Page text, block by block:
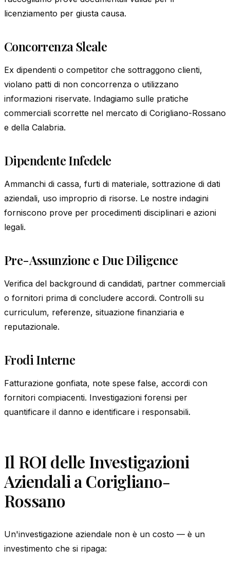
licenziamento per giusta causa.
Concorrenza Sleale
Ex dipendenti o competitor che sottraggono clienti,
violano patti di non concorrenza o utilizzano
informazioni riservate. Indagiamo sulle pratiche
commerciali scorrette nel mercato di Corigliano-Rossano
e della Calabria.
Dipendente Infedele
Ammanchi di cassa, furti di materiale, sottrazione di dati
aziendali, uso improprio di risorse. Le nostre indagini
forniscono prove per procedimenti disciplinari e azioni
legali.
Pre-Assunzione e Due Diligence
Verifica del background di candidati, partner commerciali
o fornitori prima di concludere accordi. Controlli su
curriculum, referenze, situazione finanziaria e
reputazionale.
Frodi Interne
Fatturazione gonfiata, note spese false, accordi con
fornitori compiacenti. Investigazioni forensi per
quantificare il danno e identificare i responsabili.
Il ROI delle Investigazioni
Aziendali a Corigliano-
Rossano
Un'investigazione aziendale non è un costo — è un
investimento che si ripaga: